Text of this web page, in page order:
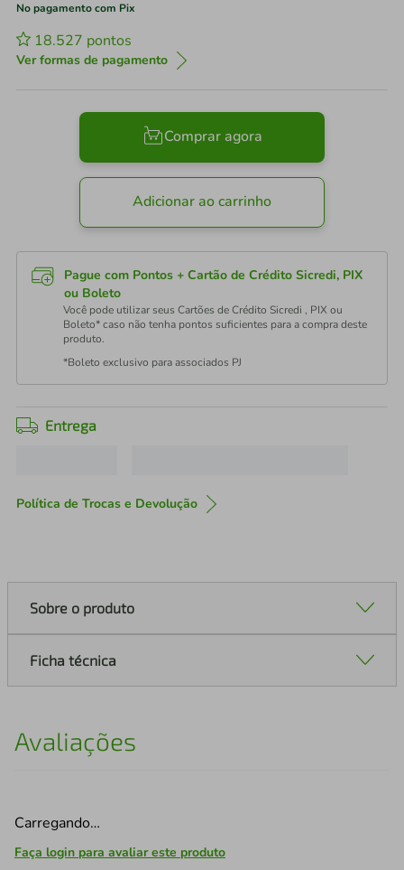
No pagamento com Pix
18.527 pontos
Ver formas de pagamento
Comprar agora
Adicionar ao carrinho
Pague com Pontos + Cartão de Crédito Sicredi, PIX
ou Boleto
Você pode utilizar seus Cartões de Crédito Sicredi , PIX ou
Boleto* caso não tenha pontos suficientes para a compra deste
produto.
*Boleto exclusivo para associados PJ
Entrega
Política de Trocas e Devolução
Sobre o produto
Ficha técnica
Avaliações
Carregando…
Faça login para avaliar este produto